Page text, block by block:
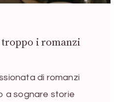
troppo i romanzi
di romanzi
a sognare storie